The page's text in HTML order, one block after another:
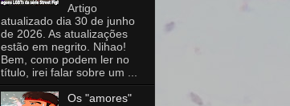
Artigo
atualizado dia 30 de junho
de 2026. As atualizações
estão em negrito. Nihao!
Bem, como podem ler no
título, irei falar sobre um ...
Os "amores"